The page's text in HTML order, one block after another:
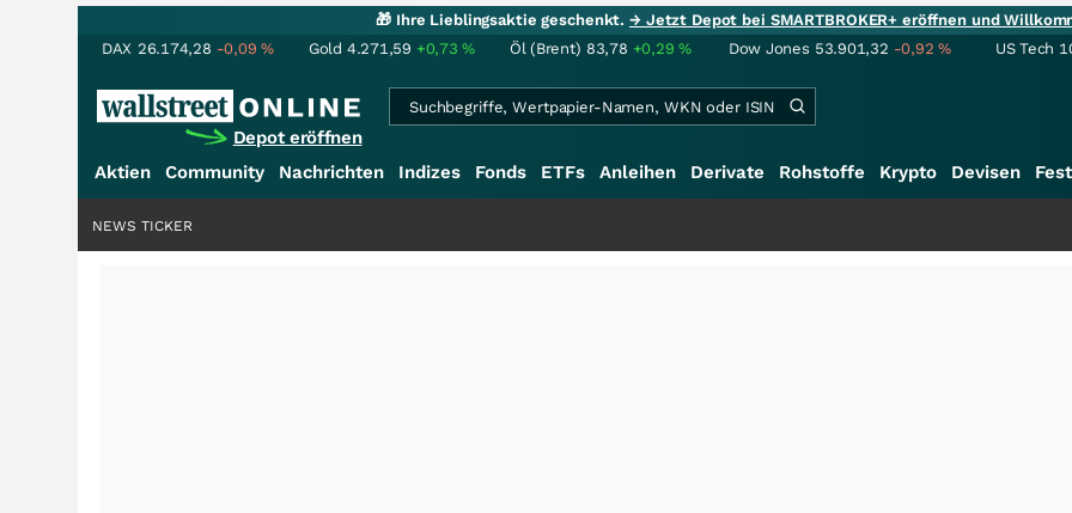
🎁 Ihre Lieblingsaktie geschenkt.→ Jetzt Depot bei SMARTBROKER+ eröffnen und
DAX 26.174,28 -0,09% Gold 4.271,59 +0,73% Öl (Brent) 83,78 +0,29% Dow Jones 53.901,32 -0,92% US Tech
Depot eröffnen
Aktien
Community Nachrichten Indizes Fonds ETFs Anleihen Derivate Rohstoffe Krypto Devisen
NEWS TICKER